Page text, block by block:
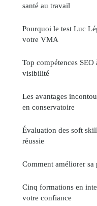
santé au travail
Pourquoi le test Luc
votre VMA
Top compétences
visibilité
Les avantages
en conservatoire
Évaluation des soft
réussie
Comment améliorer sa
Cinq formations en
votre confiance